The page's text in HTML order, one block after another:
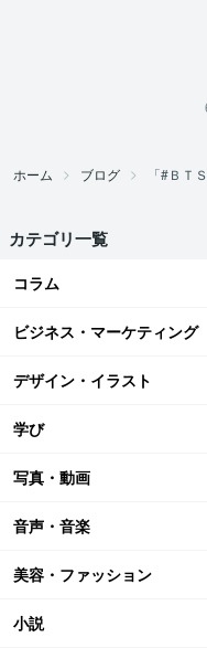
ホーム ブログ 「#ＢＴ
カテゴリ一覧
コラム
ビジネス・マーケティング
デザイン・イラスト
学び
写真・動画
音声・音楽
美容・ファッション
小説